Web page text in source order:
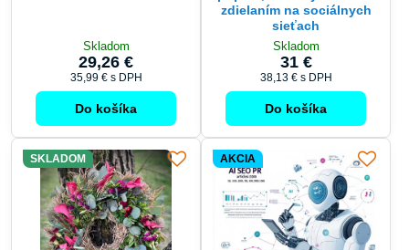
Skladom
29,26 €
35,99 € s DPH
Do košíka
zdielaním na sociálnych
sieťach
Skladom
31 €
38,13 € s DPH
Do košíka
SKLADOM AKCIA